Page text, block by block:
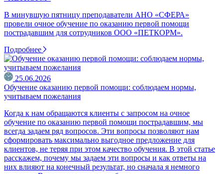
В минувшую пятницу преподаватели АНО «СФЕРА»
провели очное обучение по оказанию первой помощи
пострадавшим для сотрудников ООО «ПЕТКОРМ».
Подробнее
25.06.2026
Обучение оказанию первой помощи: соблюдаем нормы,
учитываем пожелания
Когда к нам обращаются клиенты с запросом на очное
обучение по оказанию первой помощи пострадавшим, мы
всегда задаем ряд вопросов. Эти вопросы позволяют нам
сформировать максимально выгодное предложение для
клиентов, не теряя при этом качество обучения. В этой статье
расскажем, почему мы задаем эти вопросы и как ответы на
них влияют на конечный результат, но сначала я немного